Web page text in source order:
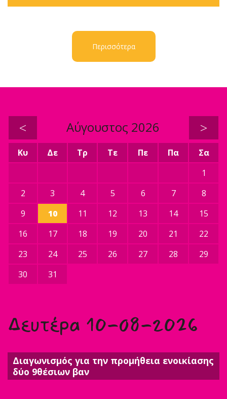
Περισσότερα
< Αύγουστος 2026 >
Κυ Δε Τρ Τε Πε Πα
Σα
1
2
3 4 5 6 7
8
9
10 11 12 13 14
15
16
17 18 19 20 21
22
23
24 25 26 27 28
29
30
31
Δευτέρα 10-08-2026
Διαγωνισμός για την προμήθεια ενοικίασης
δύο 9θέσιων βαν